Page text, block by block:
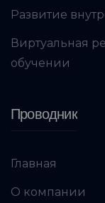
Развитие
Виртуальная
обучении
Проводник
Главная
О компании